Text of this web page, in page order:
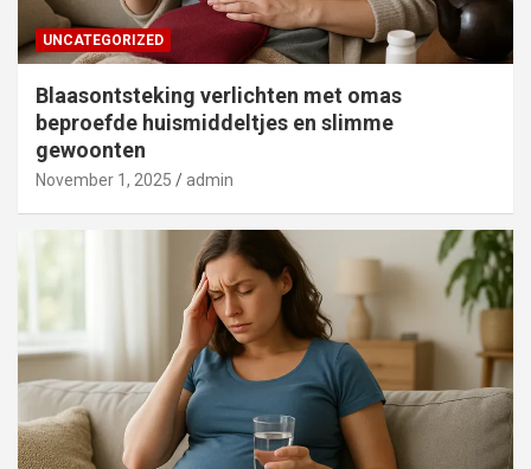
UNCATEGORIZED
Blaasontsteking verlichten met omas
beproefde huismiddeltjes en slimme
gewoonten
November 1, 2025 admin